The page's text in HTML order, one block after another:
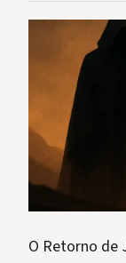
O Retorno de